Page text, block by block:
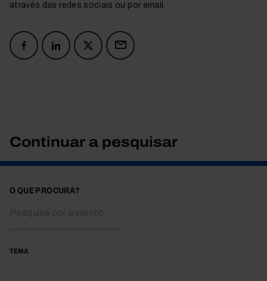
através das redes sociais ou por email.
Continuar a pesquisar
O QUE PROCURA?
TEMA